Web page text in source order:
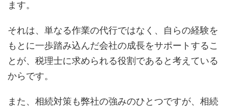
ます。
それは、単なる作業の代行ではなく、自らの経験を
もとに一歩踏み込んだ会社の成長をサポートするこ
とが、税理士に求められる役割であると考えている
からです。
また、相続対策も弊社の強みのひとつですが、相続